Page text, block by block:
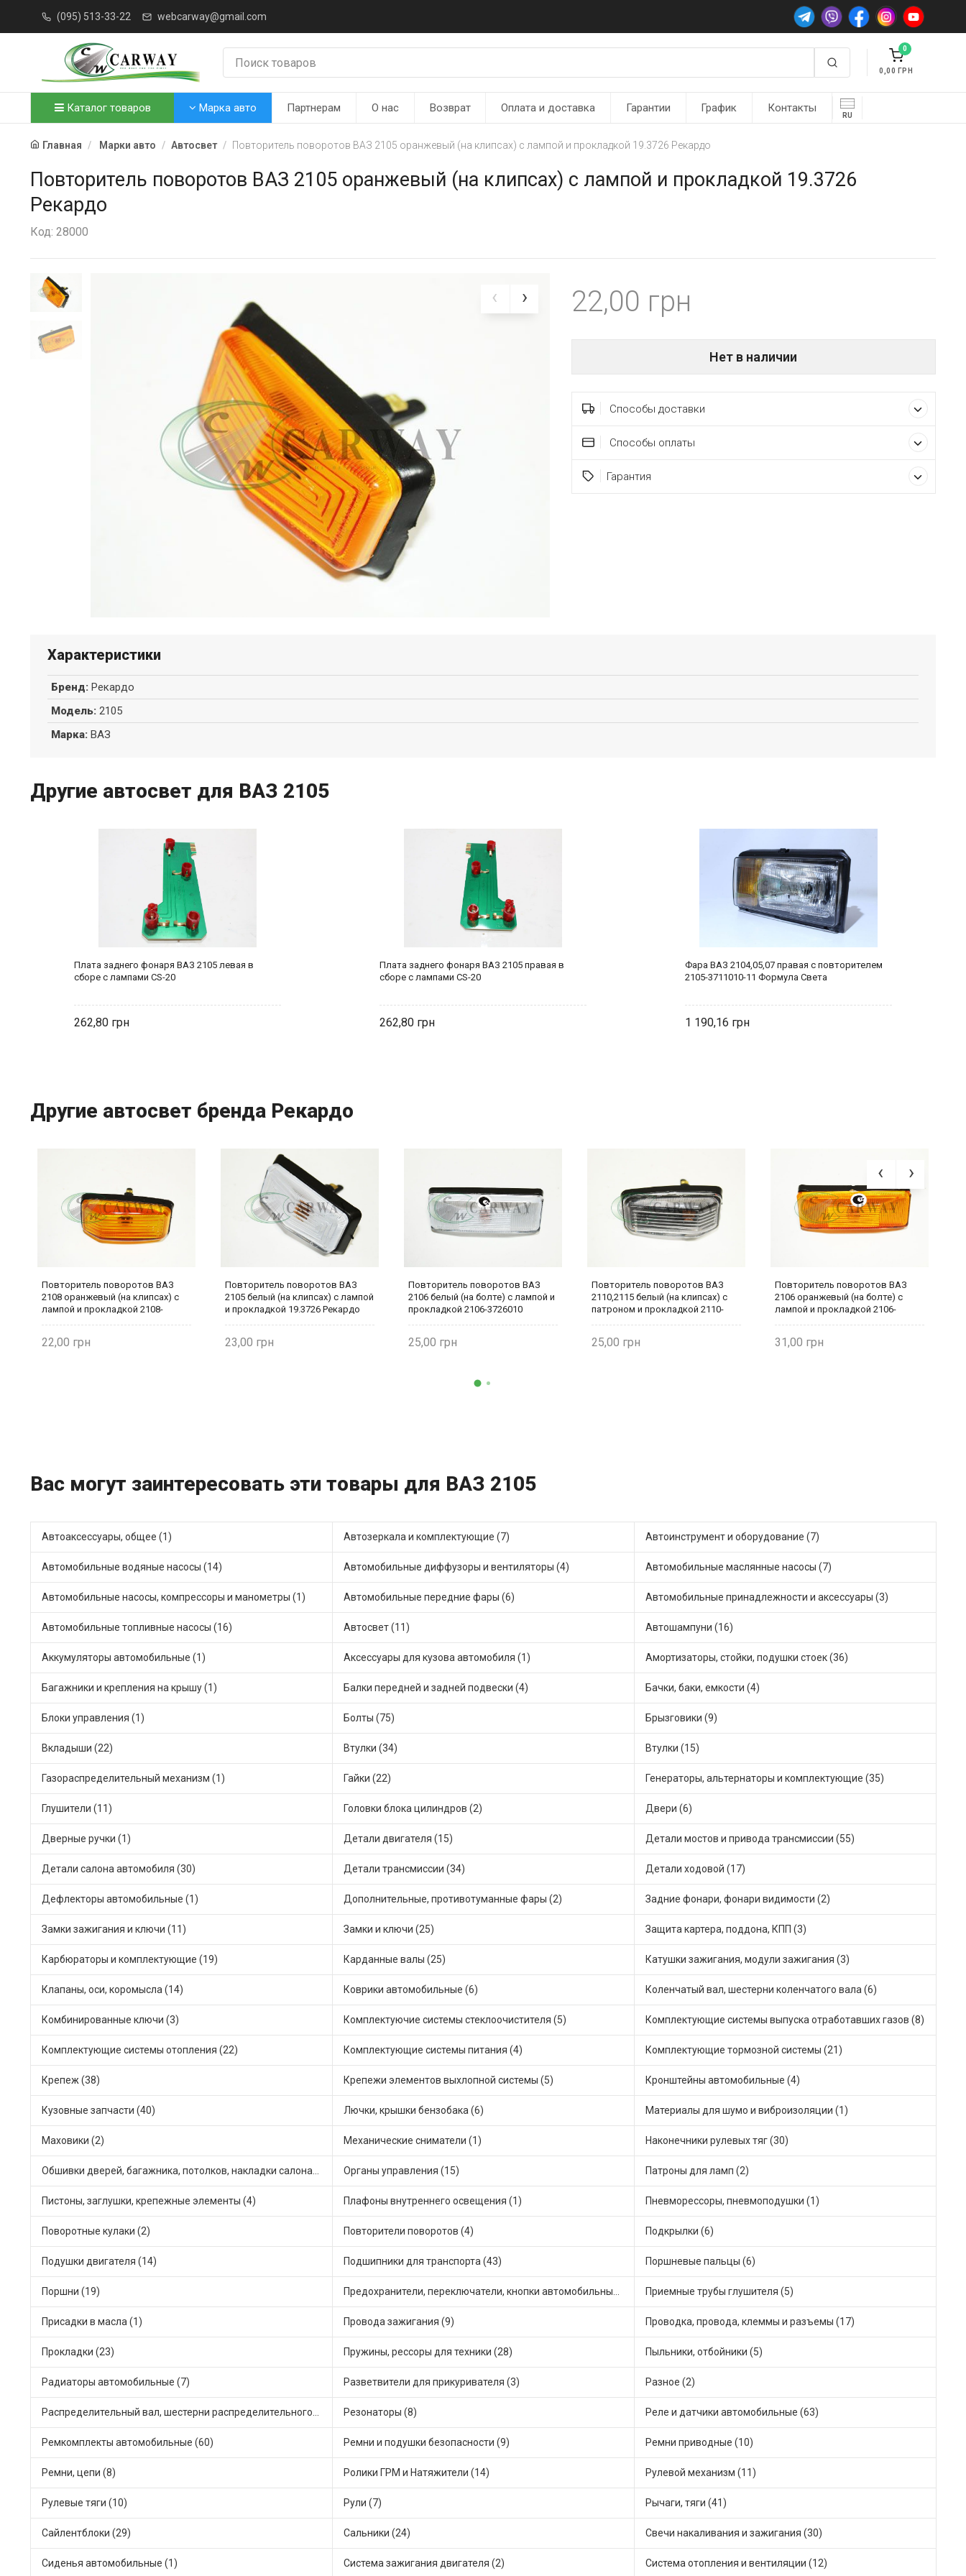
(095) 513-33-22 webcarway@gmail.com
0
0,00
Каталог товаров Марка авто Партнерам О нас Возврат Оплата и доставка Гарантии График Контакты
RU
Главная Марки авто Автосвет Повторитель поворотов ВАЗ 2105 оранжевый (на клипсах) с лампой и прокладкой 19.3726 Рекардо
Повторитель поворотов ВАЗ 2105 оранжевый (на клипсах) с лампой и прокладкой 19.3726
Рекардо
Код: 28000
22,00
Нет в наличии
Способы доставки
Способы оплаты
Гарантия
Характеристики
Бренд: Рекардо
Модель: 2105
Марка: ВАЗ
Другие автосвет для ВАЗ 2105
Плата заднего фонаря ВАЗ 2105 левая в
сборе с лампами CS-20
262,80
Плата заднего фонаря ВАЗ 2105 правая в
сборе с лампами CS-20
262,80
Фара ВАЗ 2104,05,07 правая с повторителем
2105-3711010-11 Формула Света
1 190,16
Другие автосвет бренда Рекардо
Повторитель поворотов ВАЗ
2108 оранжевый (на клипсах) с
лампой и прокладкой 2108-
22,00
Повторитель поворотов ВАЗ
2105 белый (на клипсах) с лампой
и прокладкой 19.3726 Рекардо
23,00
Повторитель поворотов ВАЗ
2106 белый (на болте) с лампой и
прокладкой 2106-3726010
25,00
Повторитель поворотов ВАЗ
2110,2115 белый (на клипсах) с
патроном и прокладкой 2110-
25,00
Повторитель поворотов ВАЗ
2106 оранжевый (на болте) с
лампой и прокладкой 2106-
31,00
Вас могут заинтересовать эти товары для ВАЗ 2105
Автоаксессуары, общее (1) Автозеркала и комплектующие (7) Автоинструмент и оборудование (7)
Автомобильные водяные насосы (14) Автомобильные диффузоры и вентиляторы (4) Автомобильные маслянные насосы (7)
Автомобильные насосы, компрессоры и манометры (1) Автомобильные передние фары (6) Автомобильные принадлежности и аксессуары (3)
Автомобильные топливные насосы (16) Автосвет (11) Автошампуни (16)
Аккумуляторы автомобильные (1) Аксессуары для кузова автомобиля (1) Амортизаторы, стойки, подушки стоек (36)
Багажники и крепления на крышу (1) Балки передней и задней подвески (4) Бачки, баки, емкости (4)
Блоки управления (1) Болты (75) Брызговики (9)
Вкладыши (22) Втулки (34) Втулки (15)
Газораспределительный механизм (1) Гайки (22) Генераторы, альтернаторы и комплектующие (35)
Глушители (11) Головки блока цилиндров (2) Двери (6)
Дверные ручки (1) Детали двигателя (15) Детали мостов и привода трансмиссии (55)
Детали салона автомобиля (30) Детали трансмиссии (34) Детали ходовой (17)
Дефлекторы автомобильные (1) Дополнительные, противотуманные фары (2) Задние фонари, фонари видимости (2)
Замки зажигания и ключи (11) Замки и ключи (25) Защита картера, поддона, КПП (3)
Карбюраторы и комплектующие (19) Карданные валы (25) Катушки зажигания, модули зажигания (3)
Клапаны, оси, коромысла (14) Коврики автомобильные (6) Коленчатый вал, шестерни коленчатого вала (6)
Комбинированные ключи (3) Комплектуючие системы стеклоочистителя (5) Комплектующие системы выпуска отработавших газов (8)
Комплектующие системы отопления (22) Комплектующие системы питания (4) Комплектующие тормозной системы (21)
Крепеж (38) Крепежи элементов выхлопной системы (5) Кронштейны автомобильные (4)
Кузовные запчасти (40) Лючки, крышки бензобака (6) Материалы для шумо и виброизоляции (1)
Маховики (2) Механические сниматели (1) Наконечники рулевых тяг (30)
Органы управления (15) Патроны для ламп (2)
Пистоны, заглушки, крепежные элементы (4) Плафоны внутреннего освещения (1) Пневморессоры, пневмоподушки (1)
Поворотные кулаки (2) Повторители поворотов (4) Подкрылки (6)
Подушки двигателя (14) Подшипники для транспорта (43) Поршневые пальцы (6)
Поршни (19) Приемные трубы глушителя (5)
Присадки в масла (1) Провода зажигания (9) Проводка, провода, клеммы и разъемы (17)
Прокладки (23) Пружины, рессоры для техники (28) Пыльники, отбойники (5)
Радиаторы автомобильные (7) Разветвители для прикуривателя (3) Разное (2)
Резонаторы (8) Реле и датчики автомобильные (63)
Ремкомплекты автомобильные (60) Ремни и подушки безопасности (9) Ремни приводные (10)
Ремни, цепи (8) Ролики ГРМ и Натяжители (14) Рулевой механизм (11)
Рулевые тяги (10) Рули (7) Рычаги, тяги (41)
Сайлентблоки (29) Сальники (24) Свечи накаливания и зажигания (30)
Сиденья автомобильные (1) Система зажигания двигателя (2) Система отопления и вентиляции (12)